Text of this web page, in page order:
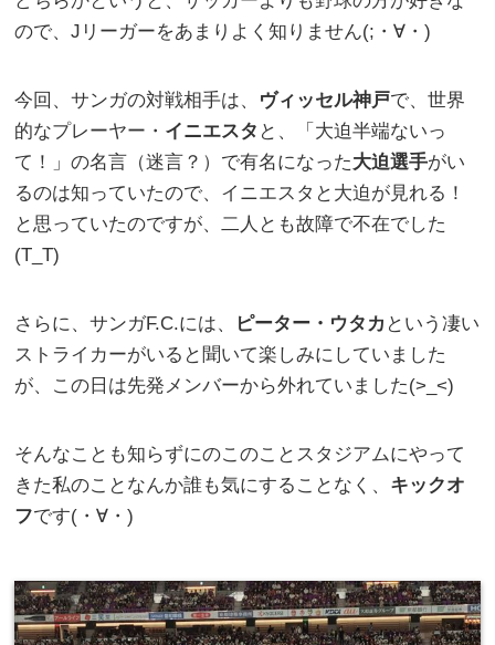
ので、Jリーガーをあまりよく知りません(;・∀・)
今回、サンガの対戦相手は、 ヴィッセル神戸で、世界
的なプレーヤー・ イニエスタ と、「大迫半端ないっ
て！」の名言（迷言？）で有名になった大迫選手がい
るのは知っていたので、イニエスタと大迫が見れる！
と思っていたのですが、二人とも故障で不在でした
(T_T)
さらに、サンガF.C.には、 ピーター・ウタカ という凄い
ストライカーがいると聞いて楽しみにしていました
が、この日は先発メンバーから外れていました(>_<)
そんなことも知らずにのこのことスタジアムにやって
きた私のことなんか誰も気にすることなく、 キックオ
フです(・∀・)